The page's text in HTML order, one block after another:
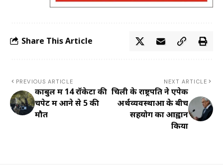
Share This Article
PREVIOUS ARTICLE
काबुल में 14 रॉकेटों की
चपेट में आने से 5 की
मौत
NEXT ARTICLE
चिली के राष्ट्रपति ने एपेक
अर्थव्यवस्थाओं के बीच
सहयोग का आह्वान
किया